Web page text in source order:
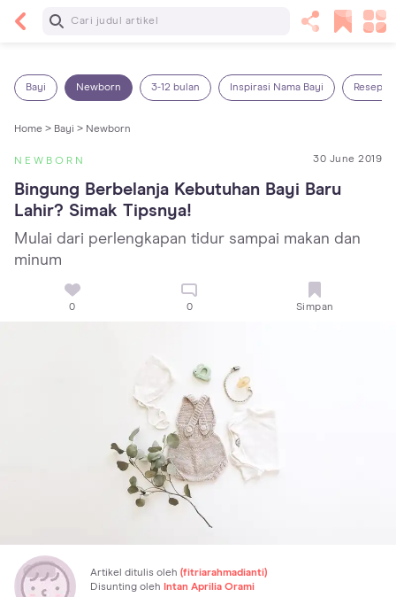
Baca Selanjutnya
Bayi Newborn 3-12 bulan Inspirasi Nama Bayi Resep
Home > Bayi > Newborn
NEWBORN 30 June 2019
Bingung Berbelanja Kebutuhan Bayi Baru
Lahir? Simak Tipsnya!
Mulai dari perlengkapan tidur sampai makan dan
minum
0 0 Simpan
Artikel ditulis oleh (fitriarahmadianti)
Disunting oleh Intan Aprilia Orami